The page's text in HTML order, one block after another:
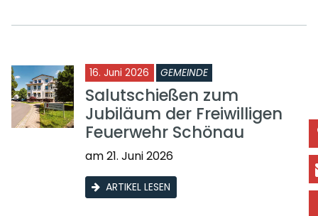
16. Juni 2026 GEMEINDE
Salutschießen zum
Jubiläum der Freiwilligen
Feuerwehr Schönau
am 21. Juni 2026
ARTIKEL LESEN